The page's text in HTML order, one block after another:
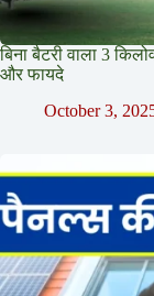
बिना बैटरी वाला 3
और फायदे
October 3,